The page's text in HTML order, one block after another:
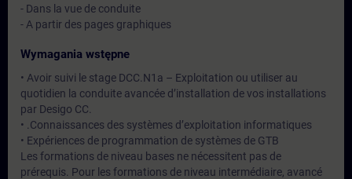
- Dans la vue de conduite
- A partir des pages graphiques
Wymagania wstępne
• Avoir suivi le stage DCC.N1a – Exploitation ou utiliser au
quotidien la conduite avancée d’installation de vos installations
par Desigo CC.
• .Connaissances des systèmes d’exploitation informatiques
• Expériences de programmation de systèmes de GTB
Les formations de niveau bases ne nécessitent pas de
prérequis. Pour les formations de niveau intermédiaire, avancé